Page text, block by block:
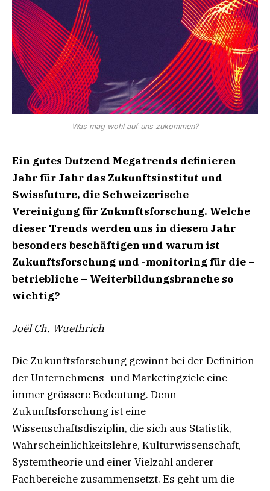
Was mag wohl auf uns zukommen?
Ein gutes Dutzend Megatrends definieren
Jahr für Jahr das Zukunftsinstitut und
Swissfuture, die Schweizerische
Vereinigung für Zukunftsforschung. Welche
dieser Trends werden uns in diesem Jahr
besonders beschäftigen und warum ist
Zukunftsforschung und -monitoring für die –
betriebliche – Weiterbildungsbranche so
wichtig?
Joël Ch. Wuethrich
Die Zukunftsforschung gewinnt bei der Definition
der Unternehmens- und Marketingziele eine
immer grössere Bedeutung. Denn
Zukunftsforschung ist eine
Wissenschaftsdisziplin, die sich aus Statistik,
Wahrscheinlichkeitslehre, Kulturwissenschaft,
Systemtheorie und einer Vielzahl anderer
Fachbereiche zusammensetzt. Es geht um die